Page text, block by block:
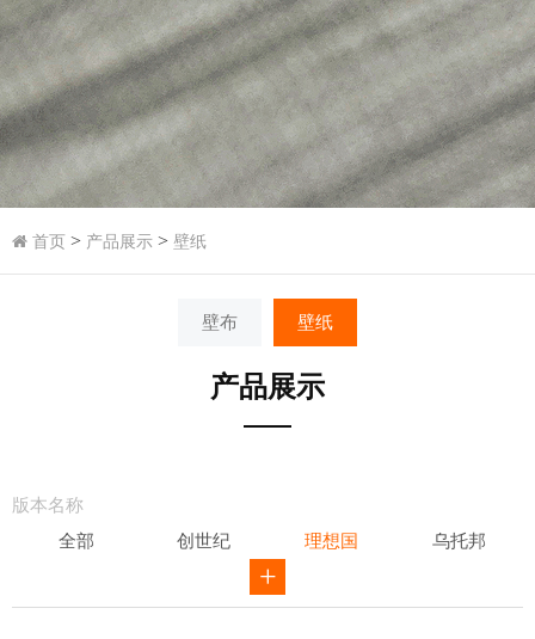
首页 > 产品展示 > 壁纸
壁布 壁纸
产品展示
版本名称
全部
创世纪 理想国 乌托邦